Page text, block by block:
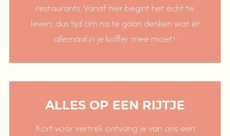
restaurants. Vanaf hier begint het écht te
leven, dus tijd om na te gaan denken wat er
allemaal in je koffer mee moet!
ALLES OP EEN RIJTJE
Kort voor vertrek ontvang je van ons een